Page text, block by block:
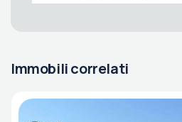
Immobili correlati